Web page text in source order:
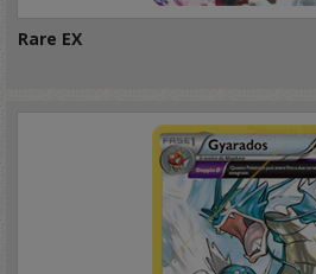
Rare EX